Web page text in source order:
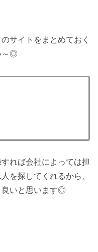
サイトをまとめておく
～◎
れば会社によっては担
を探してくれるから、
良いと思います◎